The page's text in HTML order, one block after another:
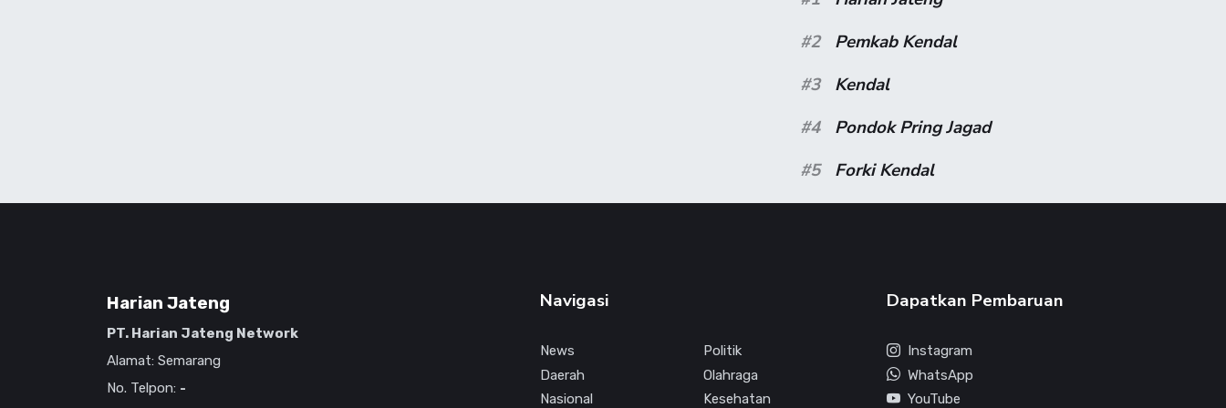
#2
Pemkab Kendal
#3
Kendal
#4
Pondok Pring Jagad
#5
Forki Kendal
Harian Jateng
PT. Harian Jateng Network
Alamat: Semarang
No. Telpon: -
Navigasi
News
Daerah
Nasional
Politik
Olahraga
Kesehatan
Dapatkan Pembaruan
Instagram
WhatsApp
YouTube